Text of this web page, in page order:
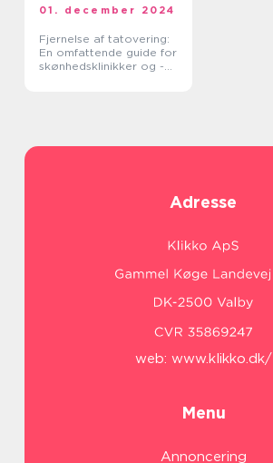
01. december 2024
Fjernelse af tatovering:
En omfattende guide for
skønhedsklinikker og -
Adresse
web: www.klikko.dk/
Menu
Annoncering